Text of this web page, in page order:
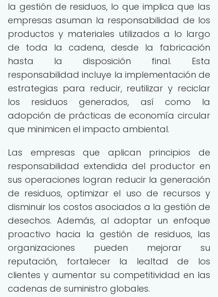
la gestión de residuos, lo que implica que las
empresas asuman la responsabilidad de los
productos y materiales utilizados a lo largo
de toda la cadena, desde la fabricación
hasta la disposición final. Esta
responsabilidad incluye la implementación de
estrategias para reducir, reutilizar y reciclar
los residuos generados, así como la
adopción de prácticas de economía circular
que minimicen el impacto ambiental.
Las empresas que aplican principios de
responsabilidad extendida del productor en
sus operaciones logran reducir la generación
de residuos, optimizar el uso de recursos y
disminuir los costos asociados a la gestión de
desechos. Además, al adoptar un enfoque
proactivo hacia la gestión de residuos, las
organizaciones pueden mejorar su
reputación, fortalecer la lealtad de los
clientes y aumentar su competitividad en las
cadenas de suministro globales.